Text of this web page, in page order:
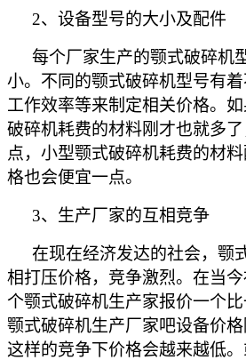
2、设备型号的大小及配件
每个厂家生产的颚式破碎机
小。不同的颚式破碎机型号有着
工作效率等来制定相关价格。
破碎机耗费的材料刚才也就多
点，小型颚式破碎机耗费的材
格也会便宜一点。
3、 生产厂家的互相竞争
在现在经济发达的社会，颚
相打压价格，竞争激烈。在当
个颚式破碎机生产家报价一个
颚式破碎机生产厂家吧设备价格
这样的竞争下价格会越来越低